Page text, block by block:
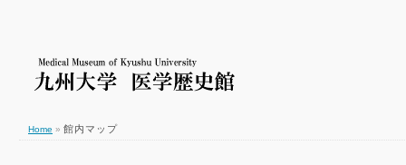
Home » 館内マップ